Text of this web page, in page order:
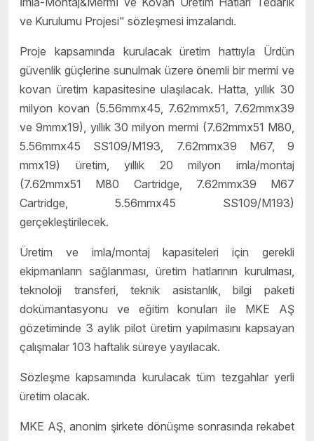
ve Kurulumu Projesi" sözleşmesi imzalandı.
Proje kapsamında kurulacak üretim hattıyla Ürdün
güvenlik güçlerine sunulmak üzere önemli bir mermi ve
kovan üretim kapasitesine ulaşılacak. Hatta, yıllık 30
milyon kovan (5.56mmx45, 7.62mmx51, 7.62mmx39
ve 9mmx19), yıllık 30 milyon mermi (7.62mmx51 M80,
5.56mmx45 SS109/M193, 7.62mmx39 M67, 9
mmx19) üretim, yıllık 20 milyon imla/montaj
(7.62mmx51 M80 Cartridge, 7.62mmx39 M67
Cartridge, 5.56mmx45 SS109/M193)
gerçekleştirilecek.
Üretim ve imla/montaj kapasiteleri için gerekli
ekipmanların sağlanması, üretim hatlarının kurulması,
teknoloji transferi, teknik asistanlık, bilgi paketi
dokümantasyonu ve eğitim konuları ile MKE AŞ
gözetiminde 3 aylık pilot üretim yapılmasını kapsayan
çalışmalar 103 haftalık süreye yayılacak.
Sözleşme kapsamında kurulacak tüm tezgahlar yerli
üretim olacak.
MKE AŞ, anonim şirkete dönüşme sonrasında rekabet